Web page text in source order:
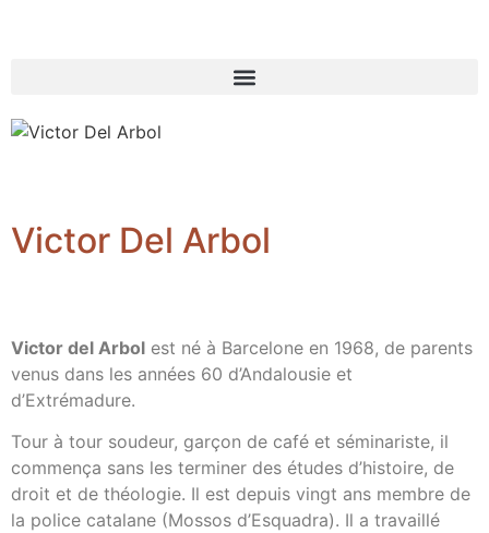
Victor Del Arbol
Victor del Arbol est né à Barcelone en 1968, de parents
venus dans les années 60 d’Andalousie et
d’Extrémadure.
Tour à tour soudeur, garçon de café et séminariste, il
commença sans les terminer des études d’histoire, de
droit et de théologie. Il est depuis vingt ans membre de
la police catalane (Mossos d’Esquadra). Il a travaillé